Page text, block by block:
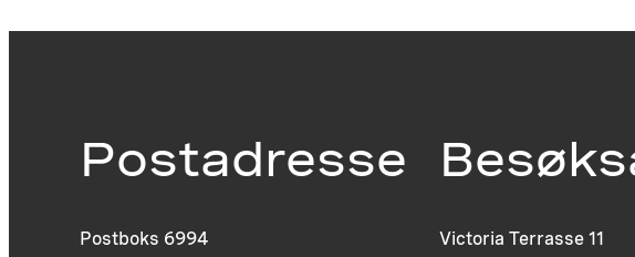
Postadresse
Postboks 6994
Victoria Terrasse 11